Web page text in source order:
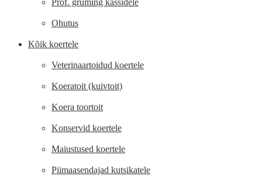
Prof. gruming kassidele
Ohutus
Kõik koertele
Veterinaartoidud koertele
Koeratoit (kuivtoit)
Koera toortoit
Konservid koertele
Maiustused koertele
Piimaasendajad kutsikatele